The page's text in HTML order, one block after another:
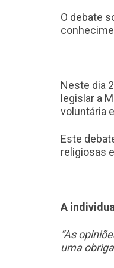
O debate
Neste dia
legislar a
voluntária
Este
religiosas
A
“As
uma